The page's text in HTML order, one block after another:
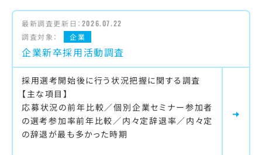
最新調査更新日： 2026.07.22
調査対象：
企業
企業新卒採用活動調査
採用選考開始後に行う状況把握に関する調査
【主な項目】
応募状況の前年比較／個別企業セミナー参加者
の選考参加率前年比較／内々定辞退率／内々定
の辞退が最も多かった時期